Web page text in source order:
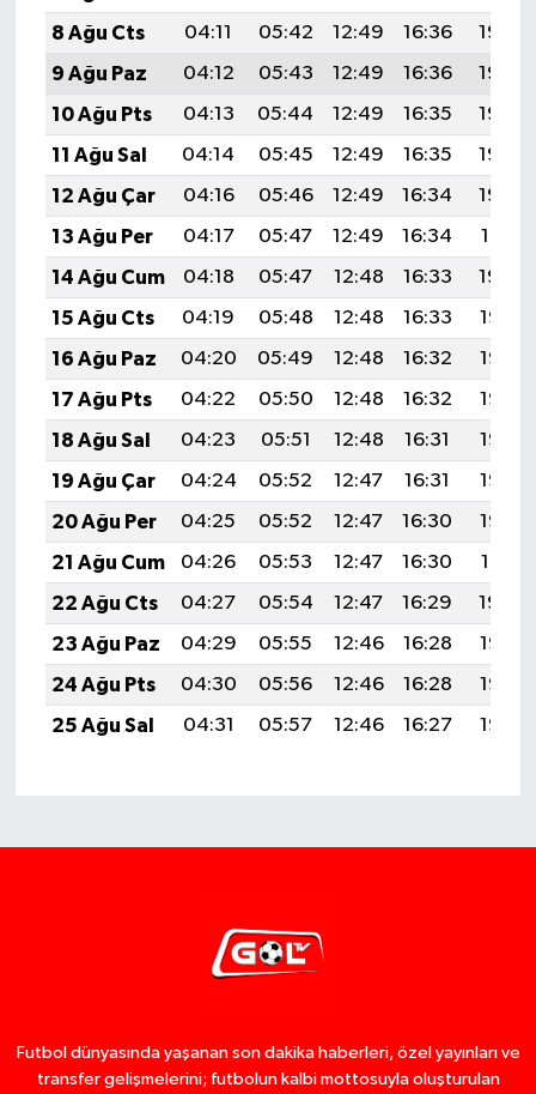
8 Ağu Cts
04:11 05:42 12:49 16:36
19:46
9 Ağu Paz
04:12 05:43 12:49 16:36
19:45
10 Ağu Pts
04:13 05:44 12:49 16:35
19:44
11 Ağu Sal
04:14 05:45 12:49 16:35
19:43
12 Ağu Çar
04:16 05:46 12:49 16:34
19:42
13 Ağu Per
04:17 05:47 12:49 16:34
19:41
14 Ağu Cum
04:18 05:47 12:48 16:33
19:40
15 Ağu Cts
04:19 05:48 12:48 16:33
19:38
16 Ağu Paz
04:20 05:49 12:48 16:32
19:37
17 Ağu Pts
04:22 05:50 12:48 16:32
19:36
18 Ağu Sal
04:23 05:51 12:48 16:31
19:35
19 Ağu Çar
04:24 05:52 12:47 16:31
19:33
20 Ağu Per
04:25 05:52 12:47 16:30
19:32
21 Ağu Cum
04:26 05:53 12:47 16:30
19:31
22 Ağu Cts
04:27 05:54 12:47 16:29
19:29
23 Ağu Paz
04:29 05:55 12:46 16:28
19:28
24 Ağu Pts
04:30 05:56 12:46 16:28
19:27
25 Ağu Sal
04:31 05:57 12:46 16:27 19:25
Futbol dünyasında yaşanan son dakika haberleri, özel yayınları ve
transfer gelişmelerini; futbolun kalbi mottosuyla oluşturulan